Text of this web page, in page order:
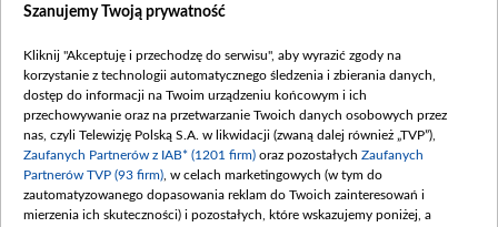
Dostępność
Procedura zgłoszeń wewnętrznych
Szanujemy Twoją prywatność
Kliknij "Akceptuję i przechodzę do serwisu", aby wyrazić zgody na
korzystanie z technologii automatycznego śledzenia i zbierania danych,
dostęp do informacji na Twoim urządzeniu końcowym i ich
przechowywanie oraz na przetwarzanie Twoich danych osobowych przez
nas, czyli Telewizję Polską S.A. w likwidacji (zwaną dalej również „TVP”),
Zaufanych Partnerów z IAB* (1201 firm) oraz pozostałych Zaufanych
Partnerów TVP (93 firm) , w celach marketingowych (w tym do
zautomatyzowanego dopasowania reklam do Twoich zainteresowań i
mierzenia ich skuteczności) i pozostałych, które wskazujemy poniżej, a